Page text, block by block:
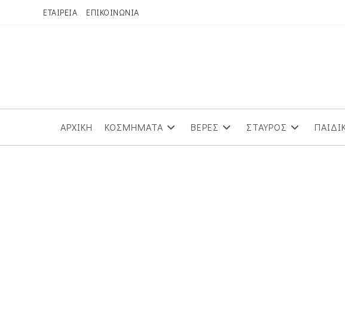
ΕΤΑΙΡΕΙΑ ΕΠΙΚΟΙΝΩΝΙΑ
ΑΡΧΙΚΗ ΚΟΣΜΗΜΑΤΑ ΒΕΡΕΣ ΣΤΑΥΡΟΣ